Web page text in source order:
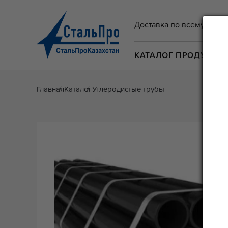
Доставка по всему
КАТАЛОГ ПРОДУКЦИИ
ГлавнаяКаталогУглеродистые трубы